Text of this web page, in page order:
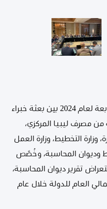
أستمرار إنعقاد مشاورات المادة الرابعة لعام 2024 بين بعثة خبراء
من مصرف ليبيا المركزي،
وزارة التخطيط، وزارة العمل
وديوان المحاسبة، وخُصَّص
الاربعاء 8 / 5 / 2024، لإستعراض تقرير ديوان المحاسبة،
العام للدولة خلال عام